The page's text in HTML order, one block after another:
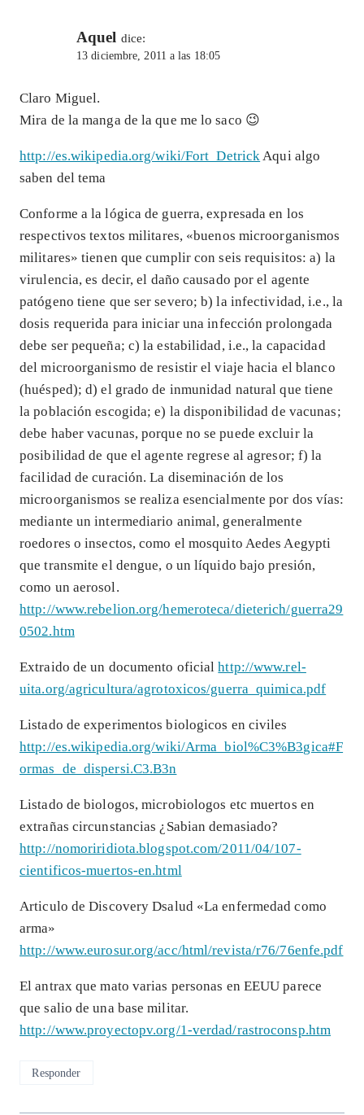
Aquel dice:
13 diciembre, 2011 a las 18:05
Claro Miguel.
Mira de la manga de la que me lo saco 😉
http://es.wikipedia.org/wiki/Fort_DetrickAqui algo
saben del tema
Conforme a la lógica de guerra, expresada en los
respectivos textos militares, «buenos microorganismos
militares» tienen que cumplir con seis requisitos: a) la
virulencia, es decir, el daño causado por el agente
patógeno tiene que ser severo; b) la infectividad, i.e., la
dosis requerida para iniciar una infección prolongada
debe ser pequeña; c) la estabilidad, i.e., la capacidad
del microorganismo de resistir el viaje hacia el blanco
(huésped); d) el grado de inmunidad natural que tiene
la población escogida; e) la disponibilidad de vacunas;
debe haber vacunas, porque no se puede excluir la
posibilidad de que el agente regrese al agresor; f) la
facilidad de curación. La diseminación de los
microorganismos se realiza esencialmente por dos vías:
mediante un intermediario animal, generalmente
roedores o insectos, como el mosquito Aedes Aegypti
que transmite el dengue, o un líquido bajo presión,
como un aerosol.
http://www.rebelion.org/hemeroteca/dieterich/guerra29
0502.htm
Extraido de un documento oficialhttp://www.rel-
uita.org/agricultura/agrotoxicos/guerra_quimica.pdf
Listado de experimentos biologicos en civiles
http://es.wikipedia.org/wiki/Arma_biol%C3%B3gica#F
ormas_de_dispersi.C3.B3n
Listado de biologos, microbiologos etc muertos en
extrañas circunstancias ¿Sabian demasiado?
http://nomoriridiota.blogspot.com/2011/04/107-
cientificos-muertos-en.html
Articulo de Discovery Dsalud «La enfermedad como
arma»
http://www.eurosur.org/acc/html/revista/r76/76enfe.pdf
El antrax que mato varias personas en EEUU parece
que salio de una base militar.
http://www.proyectopv.org/1-verdad/rastroconsp.htm
Responder